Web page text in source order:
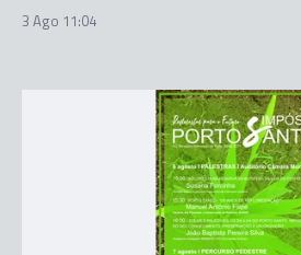
3 Ago 11:04